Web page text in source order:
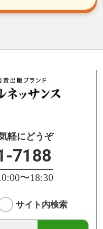
軽にどうぞ
7188
〜18:30
サイト内検索